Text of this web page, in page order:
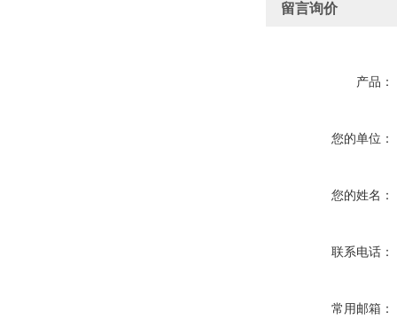
留言询价
产品：
您的单位：
您的姓名：
联系电话：
常用邮箱：